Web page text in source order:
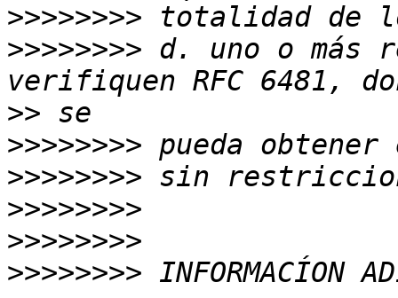
>>>>>>>>
>>>>>>>> d. uno o más
>>
>>>>>>>>
>>>>>>>>
>>>>>>>>
>>>>>>>>
>>>>>>>>